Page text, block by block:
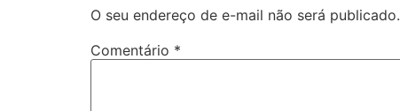
O seu endereço de e-mail não será publicado.
Comentário *